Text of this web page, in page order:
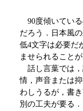
90度傾いている
だろう．日本風
低4文字は必要だ
ませられることが
話し言葉では，
情，声音または
わしうるが，書
別の工夫が要る